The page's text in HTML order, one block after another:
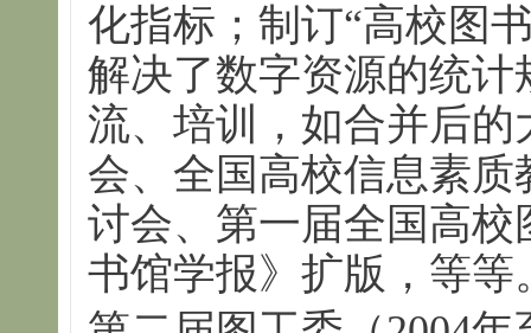
化指标；制订“高校图
解决了数字资源的统
流、培训，如合并后
会、全国高校信息素
讨会、第一届全国高
书馆学报》扩版，等等